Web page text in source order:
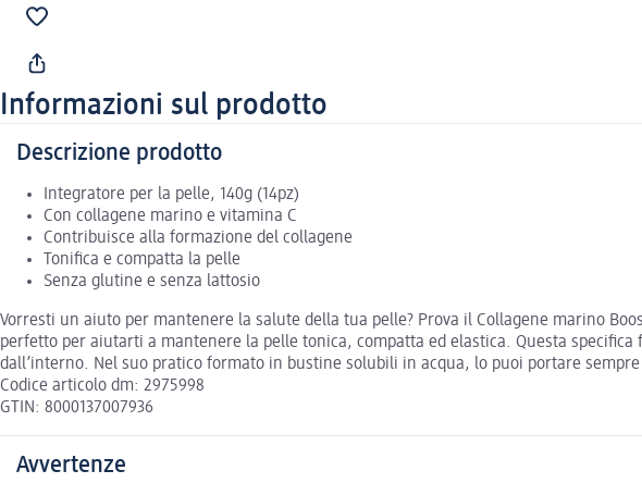
Informazioni sul prodotto
Descrizione prodotto
Integratore per la pelle, 140g (14pz)
Con collagene marino e vitamina C
Contribuisce alla formazione del collagene
Tonifica e compatta la pelle
Senza glutine e senza lattosio
Vorresti un aiuto per mantenere la salute della tua pelle? Prova il Collagene marino
perfetto per aiutarti a mantenere la pelle tonica, compatta ed elastica. Questa
dall’interno. Nel suo pratico formato in bustine solubili in acqua, lo puoi portare
Codice articolo dm: 2975998
GTIN: 8000137007936
Avvertenze